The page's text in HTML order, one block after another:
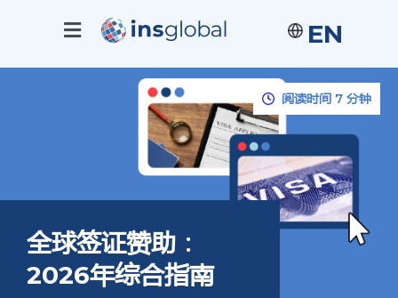
EN
阅读时间 7 分钟
全球签证赞助：
2026年综合指南